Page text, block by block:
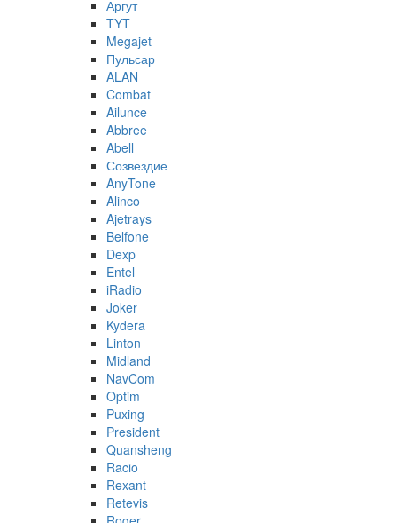
Аргут
TYT
Megajet
Пульсар
ALAN
Combat
Ailunce
Abbree
Abell
Созвездие
AnyTone
Alinco
Ajetrays
Belfone
Dexp
Entel
iRadio
Joker
Kydera
Linton
Midland
NavCom
Optim
Puxing
President
Quansheng
Racio
Rexant
Retevis